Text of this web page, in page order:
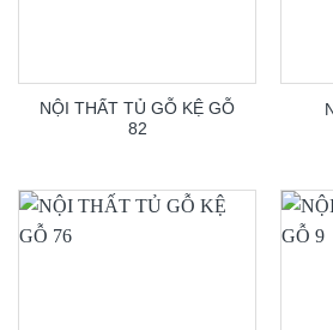
NỘI THẤT TỦ GỖ KỆ GỖ
82